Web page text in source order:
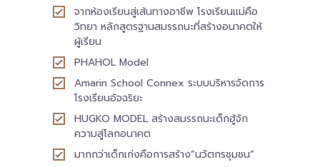
-- คณะกรรมการนโยบายพื้นที่นวัตกรรมการศึกษา
-- คณะอนุกรรมการ 6 คณะ
-- ทีมงาน สบน.
ติดต่อเรา
จากห้องเรียนสู่เส้นทางอาชีพ โรงเรียนแม่คือ
วิทยา หลักสูตรฐานสมรรถนะที่สร้างอนาคตให้
ผู้เรียน
PHAHOL Model
Amarin School Connex ระบบบริหารจัดการ
โรงเรียนอัจฉริยะ
HUGKO MODEL สร้างสมรรถนะเด็กฮู้จัก
ความสู่โลกอนาคต
มากกว่าเด็กเก่งคือการสร้าง”นวัตกรชุมชน”